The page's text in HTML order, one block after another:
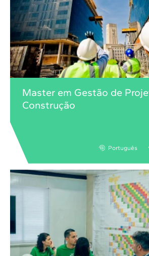
Master em Gestão de
Construção
Português